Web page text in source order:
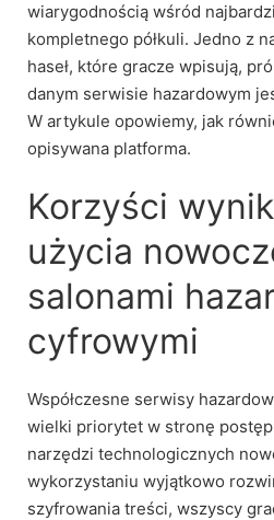
wiarygodnością wśród
kompletnego półkuli. Jedno z
haseł, które gracze wpisują,
danym serwisie hazardowym
W artykule opowiemy, jak
opisywana platforma.
Korzyści
użycia
salonami
cyfrowymi
Współczesne serwisy
wielki priorytet w stronę
narzędzi technologicznych
wykorzystaniu wyjątkowo
szyfrowania treści, wszyscy